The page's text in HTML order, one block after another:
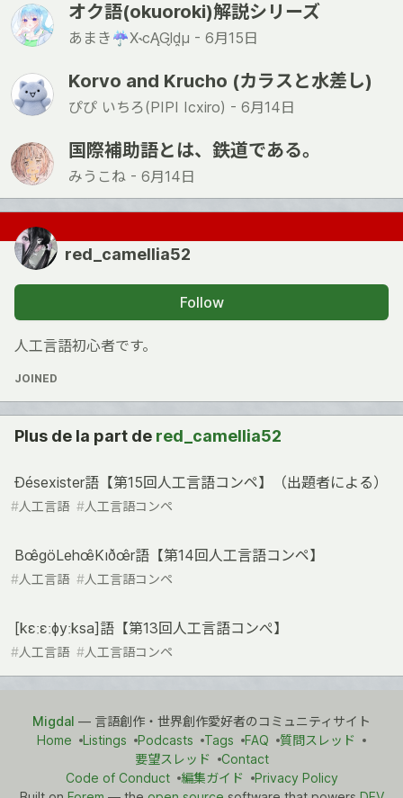
オク語(okuoroki)解説シリーズ
あまき☔️X˞cĄGl̬d̯μ - 6月15日
Korvo and Krucho (カラスと水差し)
ぴぴ いちろ(PIPI Icxiro) - 6月14日
国際補助語とは、鉄道である。
みうこね - 6月14日
red_camellia52
Follow
人工言語初心者です。
JOINED
Plus de la part de red_camellia52
Ðésexister語【第15回人工言語コンペ】（出題者による）
#人工言語 #人工言語コンペ
Bœ̂göLehœ̂Kıðœ̂r語【第14回人工言語コンペ】
#人工言語 #人工言語コンペ
[kɛːɛːɸyːksa]語【第13回人工言語コンぺ】
#人工言語 #人工言語コンペ
Migdal — 言語創作・世界創作愛好者のコミュニティサイト
Home
Listings Podcasts Tags FAQ
質問スレッド
要望スレッド
Contact
Code of Conduct
編集ガイド
Privacy Policy